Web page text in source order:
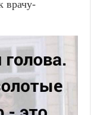
врачу-